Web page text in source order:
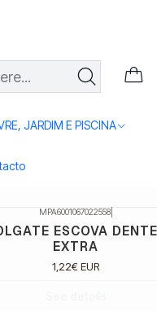
JARDIM E PISCINA
casa, jardim e bricolage
COLGATE
MPA6001067022558|
ESCOVA
EXTRA
1,22€ EUR